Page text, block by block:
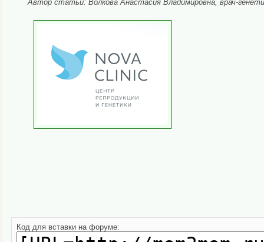
Автор статьи: Волкова Анастасия Владимировна, врач-
Код для вставки на форуме: